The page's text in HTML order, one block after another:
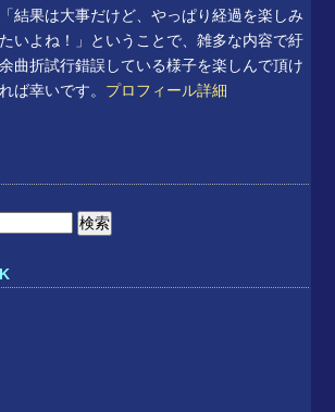
「結果は大事だけど、やっぱり経過を楽しみ
たいよね！」ということで、雑多な内容で紆
余曲折試行錯誤している様子を楽しんで頂け
れば幸いです。 プロフィール詳細